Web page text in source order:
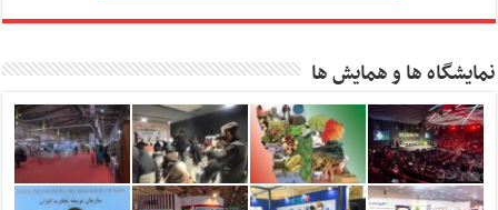
نمایشگاه ها و همایش ها